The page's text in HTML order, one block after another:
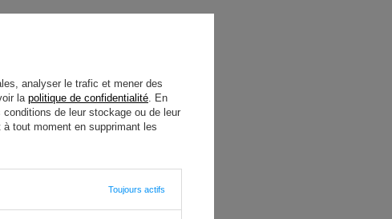
analyser le trafic et mener des
la politique de confidentialité. En
de leur stockage ou de leur
tout moment en supprimant les
Toujours actifs